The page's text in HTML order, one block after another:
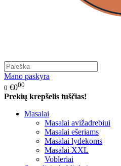
Mano paskyra
0 €000
Prekių krepšelis tuščias!
Masalai
Masalai avižadrebiui
Masalai ešeriams
Masalai lydekoms
Masalai XXL
Vobleriai